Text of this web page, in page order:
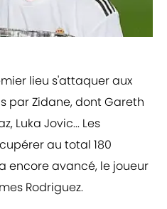
lieu s'attaquer aux
par Zidane, dont Gareth
Luka Jovic... Les
au total 180
encore avancé, le joueur
Rodriguez.